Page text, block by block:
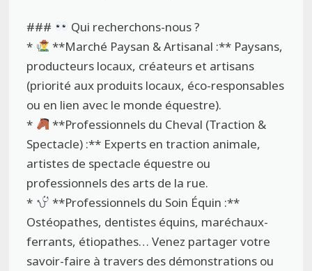
###
Qui recherchons-nous ?
*
**Marché Paysan & Artisanal :** Paysans,
producteurs locaux, créateurs et artisans
(priorité aux produits locaux, éco-responsables
ou en lien avec le monde équestre).
*
**Professionnels du Cheval (Traction &
Spectacle) :** Experts en traction animale,
artistes de spectacle équestre ou
professionnels des arts de la rue.
*
**Professionnels du Soin Équin :**
Ostéopathes, dentistes équins, maréchaux-
ferrants, étiopathes… Venez partager votre
savoir-faire à travers des démonstrations ou